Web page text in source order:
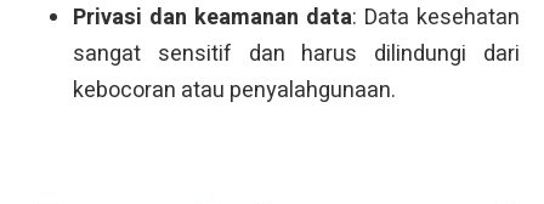
Privasi dan keamanan data: Data kesehatan
sangat sensitif dan harus dilindungi dari
kebocoran atau penyalahgunaan.